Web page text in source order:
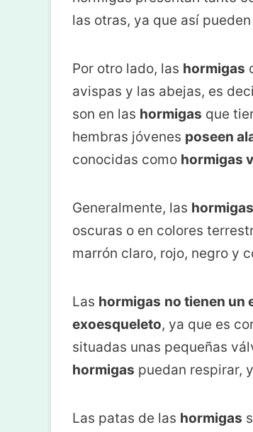
las otras, ya que así
Por otro lado, las hormigas
avispas y las abejas, es
son en las hormigas que
hembras jóvenes poseen
conocidas como hormigas
Generalmente, las
oscuras o en colores
marrón claro, rojo, negro y
Las hormigas no tienen un
exoesqueleto, ya que es
situadas unas pequeñas
hormigas puedan respirar,
Las patas de las hormigas